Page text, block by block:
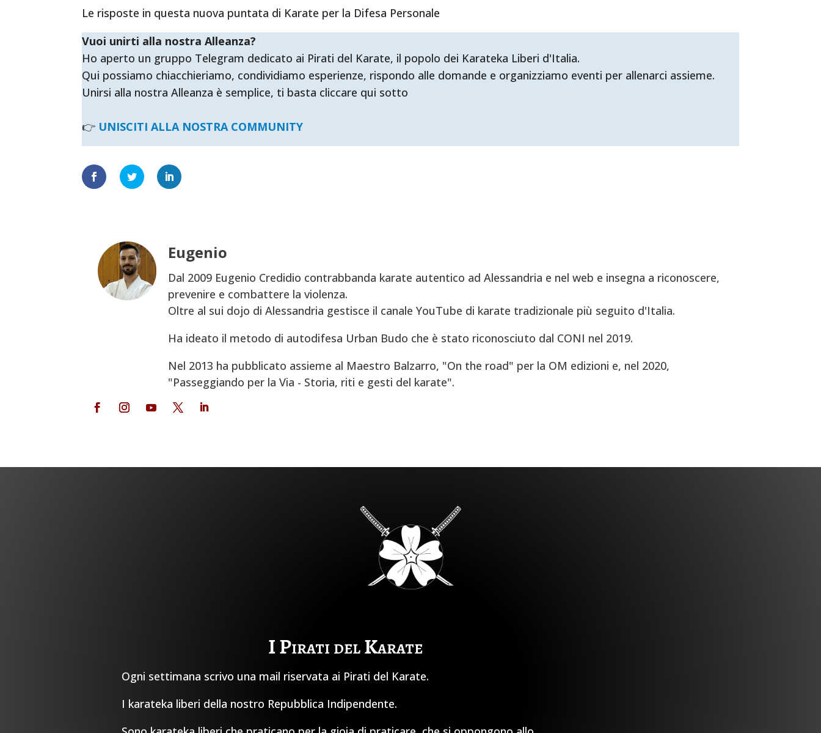
Le risposte in questa nuova puntata di Karate per la Difesa Personale
Vuoi unirti alla nostra Alleanza?
Ho aperto un gruppo Telegram dedicato ai Pirati del Karate, il popolo dei Karateka Liberi d'Italia.
Qui possiamo chiacchieriamo, condividiamo esperienze, rispondo alle domande e organizziamo eventi per allenarci assieme.
Unirsi alla nostra Alleanza è semplice, ti basta cliccare qui sotto
👉 UNISCITI ALLA NOSTRA COMMUNITY
Eugenio
Dal 2009 Eugenio Credidio contrabbanda karate autentico ad Alessandria e nel web e insegna a riconoscere,
prevenire e combattere la violenza.
Oltre al sui dojo di Alessandria gestisce il canale YouTube di karate tradizionale più seguito d'Italia.
Ha ideato il metodo di autodifesa Urban Budo che è stato riconosciuto dal CONI nel 2019.
Nel 2013 ha pubblicato assieme al Maestro Balzarro, "On the road" per la OM edizioni e, nel 2020,
"Passeggiando per la Via - Storia, riti e gesti del karate".
I Pirati del Karate
Ogni settimana scrivo una mail riservata ai Pirati del Karate.
I karateka liberi della nostro Repubblica Indipendente.